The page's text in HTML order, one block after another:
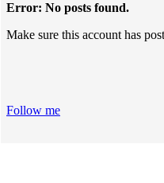
Error: No posts found.
Make sure this account has
Follow me